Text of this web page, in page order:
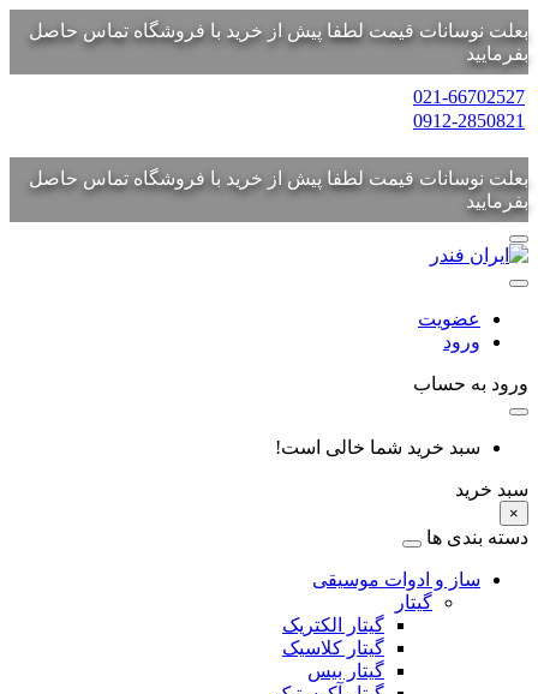
بعلت نوسانات قیمت لطفا پیش از خرید با فروشگاه تماس حاصل
بفرمایید
021-66702527
0912-2850821
بعلت نوسانات قیمت لطفا پیش از خرید با فروشگاه تماس حاصل
بفرمایید
عضویت
ورود
ورود به حساب
سبد خرید شما خالی است!
سبد خرید
×
دسته بندی ها
ساز و ادوات موسیقی
گیتار
گیتار الکتریک
گیتار کلاسیک
گیتار بیس